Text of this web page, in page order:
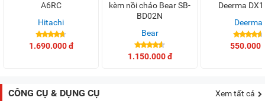
A6RC
Hitachi
1.690.000 đ
kèm nồi chảo Bear SB-
BD02N
Bear
1.150.000 đ
Deerma
Deerma
550.000
CÔNG CỤ & DỤNG CỤ Xem tất cả